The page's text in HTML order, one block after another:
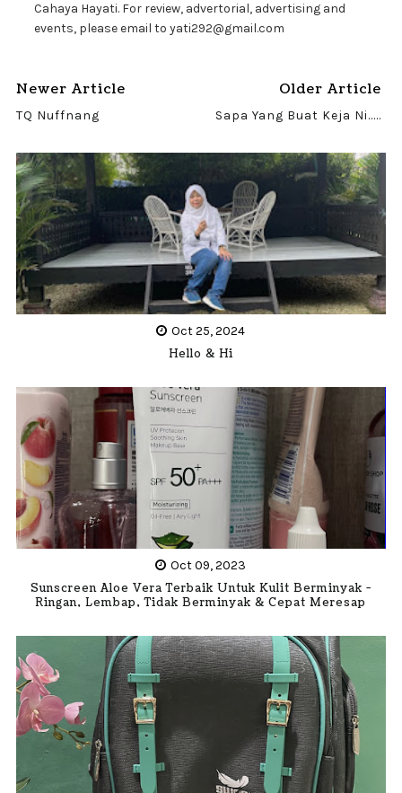
Cahaya Hayati. For review, advertorial, advertising and
events, please email to yati292@gmail.com
Newer Article
TQ Nuffnang
Older Article
Sapa Yang Buat Keja Ni.....
Oct 25, 2024
Hello & Hi
Oct 09, 2023
Sunscreen Aloe Vera Terbaik Untuk Kulit Berminyak -
Ringan, Lembap, Tidak Berminyak & Cepat Meresap